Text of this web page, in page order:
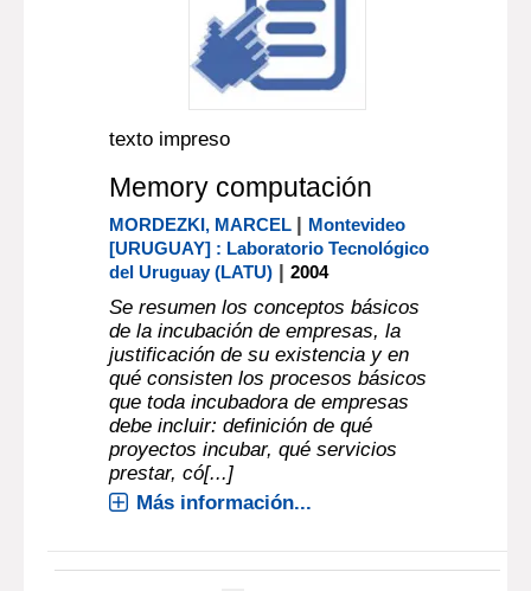
texto impreso
Memory computación
MORDEZKI, MARCEL | Montevideo
[URUGUAY] : Laboratorio Tecnológico
del Uruguay (LATU) |2004
Se resumen los conceptos básicos
de la incubación de empresas, la
justificación de su existencia y en
qué consisten los procesos básicos
que toda incubadora de empresas
debe incluir: definición de qué
proyectos incubar, qué servicios
prestar, có[...]
Más información...